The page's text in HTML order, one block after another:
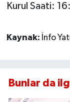
Kurul Saati:
Kaynak: İnfo
Bunlar da